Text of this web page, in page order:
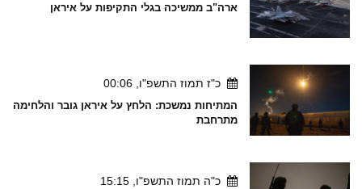
ארה"ב ממשיכה בגלי התקיפות על איראן
כ"ז תמוז התשפ"ו, 00:06
המתיחות נמשכת: הלחץ על איראן גובר והלחימה
מתרחבת
כ"ה תמוז התשפ"ו, 15:15